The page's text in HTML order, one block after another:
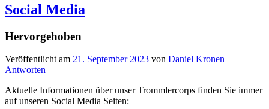
Social Media
Hervorgehoben
Veröffentlicht am 21. September 2023 von Daniel Kronen
Antworten
Aktuelle Informationen über unser Trommlercorps finden Sie immer
auf unseren Social Media Seiten: